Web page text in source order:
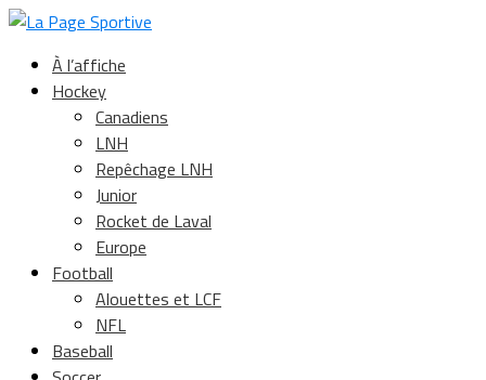
À l’affiche
Hockey
Canadiens
LNH
Repêchage LNH
Junior
Rocket de Laval
Europe
Football
Alouettes et LCF
NFL
Baseball